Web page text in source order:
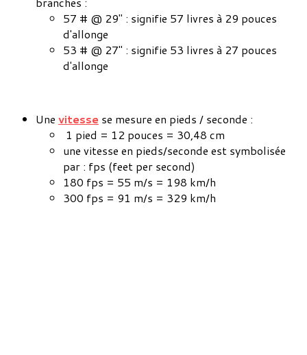
57 # @ 29" : signifie 57 livres à 29 pouces
d'allonge
53 # @ 27" : signifie 53 livres à 27 pouces
d'allonge
Une vitesse se mesure en pieds / seconde :
1 pied = 12 pouces = 30,48 cm
une vitesse en pieds/seconde est symbolisée
par : fps (feet per second)
180 fps = 55 m/s = 198 km/h
300 fps = 91 m/s = 329 km/h